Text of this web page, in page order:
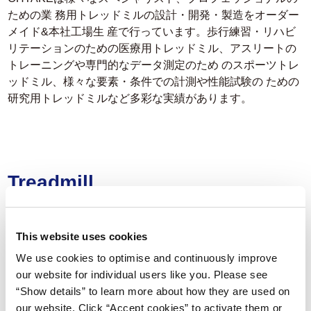
This website uses cookies
We use cookies to optimise and continuously improve
our website for individual users like you. Please see
“Show details” to learn more about how they are used on
our website. Click “Accept cookies” to activate them or
ための業 務用トレッドミルの設計・開発・製造をオーダー
メイド&本社工場生 産で行っています。歩行練習・リハビ
リテーションのための医療用トレッドミル、アスリートの
トレーニングや専門的なデータ測定のため のスポーツトレ
ッドミル、様々な要素・条件での計測や性能試験の ための
研究用トレッドミルなど多彩な実績があります。
Treadmill
製品ラインアップ
トレッドミル 特長